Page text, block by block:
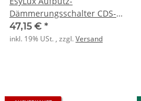
Dämmerungsschalter CDS-
A/N weiss
47,15 € *
inkl. 19% USt. , zzgl.Versand